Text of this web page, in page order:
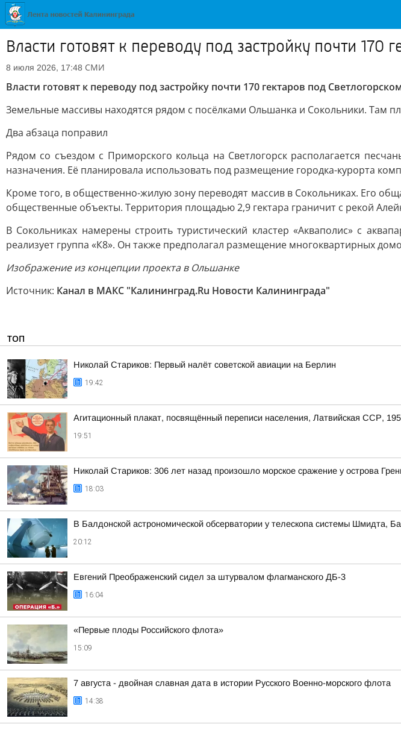
Власти готовят к переводу под застройку почти
8 июля 2026, 17:48 СМИ
Власти готовят к переводу под застройку почти 170 гектаров под
Земельные массивы находятся рядом с посёлками Ольшанка и Сокольники. Там
Два абзаца поправил
Рядом со съездом с Приморского кольца на Светлогорск располагается
назначения. Её планировала использовать под размещение городка-курорта
Кроме того, в общественно-жилую зону переводят массив в Сокольниках. Его
общественные объекты. Территория площадью 2,9 гектара граничит с рекой
В Сокольниках намерены строить туристический кластер «Акваполис» с
реализует группа «К8». Он также предполагал размещение многоквартирных
Изображение из концепции проекта в Ольшанке
Источник: Канал в МАКС "Калининград.Ru Новости Калининграда"
ТОП
Николай Стариков: Первый налёт советской авиации на Берлин
19:42
Агитационный плакат, посвящённый переписи населения, Латвийская ССР,
19:51
Николай Стариков: 306 лет назад произошло морское сражение у острова
18:03
В Балдонской астрономической обсерватории у телескопа системы Шмидта,
20:12
Евгений Преображенский сидел за штурвалом флагманского ДБ-3
16:04
«Первые плоды Российского флота»
15:09
7 августа - двойная славная дата в истории Русского Военно-морского флота
14:38